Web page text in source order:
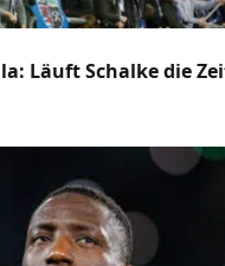
Läuft Schalke die